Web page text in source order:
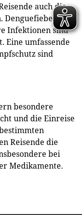
auch die
Denguefieber,
Infektionen sind
Eine umfassende
sind
besondere
und die Einreise
Reisende die
bei
Medikamente.